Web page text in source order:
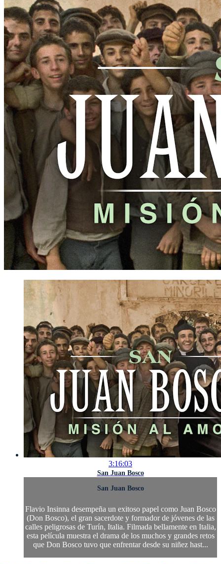
3:16:03
San Juan Bosco
San Juan Bosco
Flavio Insinna desempeña un exitoso papel como Juan Bosco
(Don Bosco), el gran sacerdote y formador de jóvenes de las
calles peligrosas de Turín, Italia. Filmada bellamente en Italia,
esta película muestra el drama de los muchos y grandes retos
que Don Bosco tuvo que enfrentar desde su niñez hast...